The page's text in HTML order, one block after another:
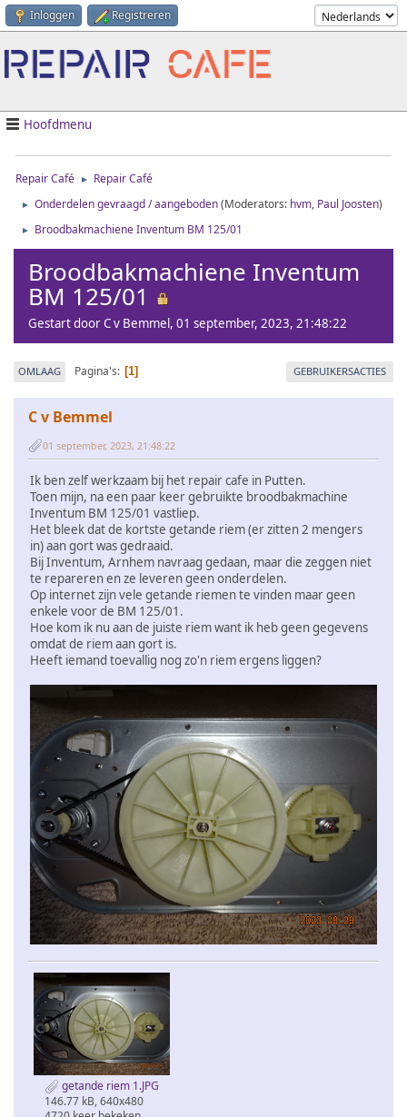
Inloggen Registreren
Hoofdmenu
Repair Café ► Repair Café
► Onderdelen gevraagd / aangeboden(Moderators: hvm, Paul Joosten)
► Broodbakmachiene Inventum BM 125/01
Broodbakmachiene Inventum
BM 125/01
Gestart door C v Bemmel, 01 september, 2023, 21:48:22
OMLAAG Pagina's 1 GEBRUIKERSACTIES
C v Bemmel
01 september, 2023, 21:48:22
Ik ben zelf werkzaam bij het repair cafe in Putten.
Toen mijn, na een paar keer gebruikte broodbakmachine
Inventum BM 125/01 vastliep.
Het bleek dat de kortste getande riem (er zitten 2 mengers
in) aan gort was gedraaid.
Bij Inventum, Arnhem navraag gedaan, maar die zeggen niet
te repareren en ze leveren geen onderdelen.
Op internet zijn vele getande riemen te vinden maar geen
enkele voor de BM 125/01.
Hoe kom ik nu aan de juiste riem want ik heb geen gegevens
omdat de riem aan gort is.
Heeft iemand toevallig nog zo'n riem ergens liggen?
getande riem 1.JPG
146.77 kB, 640x480